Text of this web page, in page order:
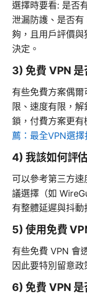
選擇時要看: 是否
泄漏防護、是否
夠，且用戶評價
決定。
3) 免費 VPN 是
有些免費方案偶
限、速度有限，
鎖，付費方案更有
薦：最全VPN選
4) 我該如何評
可以參考第三方
議選擇（如
有整體延遲與抖動
5) 使用免費
有些免費 VPN 會
因此要特別留意政
6) 免費 VPN 是